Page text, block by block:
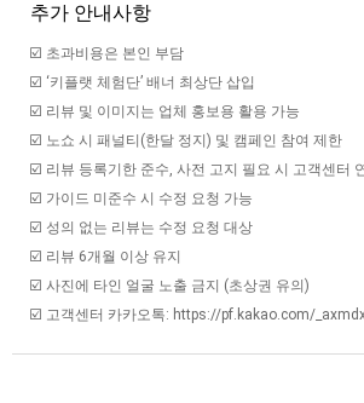
추가 안내사항
☑️ 초과비용은 본인 부담
☑️ ‘키플랫 체험단’ 배너 최상단 삽입
☑️ 리뷰 및 이미지는 업체 홍보용 활용 가능
☑️ 노쇼 시 패널티(한달 정지) 및 캠페인 참여 제한
☑️ 리뷰 등록기한 준수, 사전 고지 필요 시 고객센터
☑️ 가이드 미준수 시 수정 요청 가능
☑️ 성의 없는 리뷰는 수정 요청 대상
☑️ 리뷰 6개월 이상 유지
☑️ 사진에 타인 얼굴 노출 금지 (초상권 유의)
☑️ 고객센터 카카오톡: https://pf.kakao.com/